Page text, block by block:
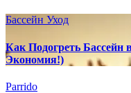
Бассейн Уход
Как Подогреть Бассейн
Экономия!)
Parrido